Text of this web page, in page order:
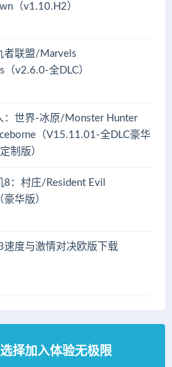
（v1.10.H2）
者联盟/Marvels
（v2.6.0-全DLC）
：世界-冰原/Monster Hunter
（V15.11.01-全DLC豪华
制版）
8：村庄/Resident Evil
华版）
速度与激情对决欧版下载
择加入体验无极限